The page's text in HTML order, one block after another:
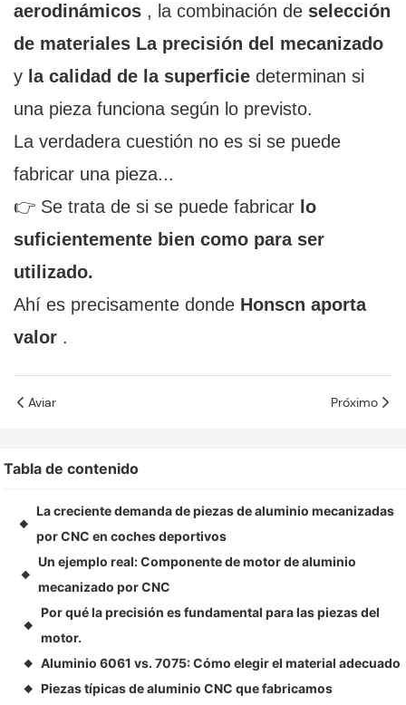
aerodinámicos , la combinación de selección
de materiales La precisión del mecanizado
y la calidad de la superficie determinan si
una pieza funciona según lo previsto.
La verdadera cuestión no es si se puede
fabricar una pieza...
👉 Se trata de si se puede fabricar lo
suficientemente bien como para ser
utilizado.
Ahí es precisamente donde Honscn aporta
valor .
Aviar Próximo
Tabla de contenido
◆
La creciente demanda de piezas de aluminio mecanizadas
por CNC en coches deportivos
◆
Un ejemplo real: Componente de motor de aluminio
mecanizado por CNC
◆
Por qué la precisión es fundamental para las piezas del
motor.
◆ Aluminio 6061 vs. 7075: Cómo elegir el material adecuado
◆ Piezas típicas de aluminio CNC que fabricamos